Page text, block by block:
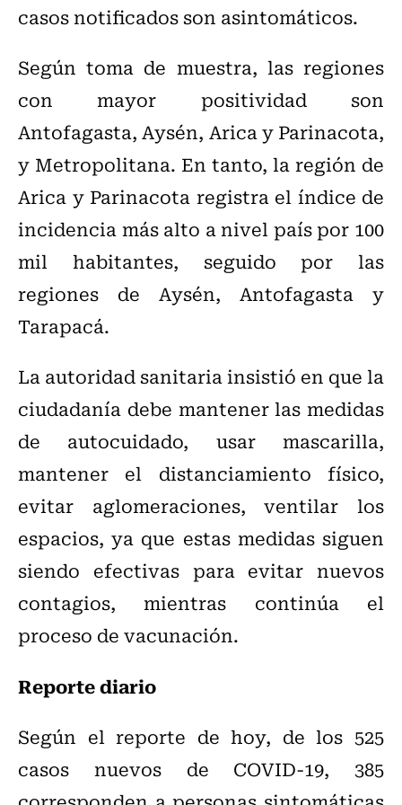
casos notificados son asintomáticos.
Según toma de muestra, las regiones
con mayor positividad son
Antofagasta, Aysén, Arica y Parinacota,
y Metropolitana. En tanto, la región de
Arica y Parinacota registra el índice de
incidencia más alto a nivel país por 100
mil habitantes, seguido por las
regiones de Aysén, Antofagasta y
Tarapacá.
La autoridad sanitaria insistió en que la
ciudadanía debe mantener las medidas
de autocuidado, usar mascarilla,
mantener el distanciamiento físico,
evitar aglomeraciones, ventilar los
espacios, ya que estas medidas siguen
siendo efectivas para evitar nuevos
contagios, mientras continúa el
proceso de vacunación.
Reporte diario
Según el reporte de hoy, de los 525
casos nuevos de COVID-19, 385